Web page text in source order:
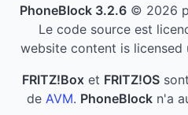
PhoneBlock 3.2.6 © 2026
Le code source est
website content is licensed
FRITZ!Boxet FRITZ!OS
de AVM. PhoneBlockn'a